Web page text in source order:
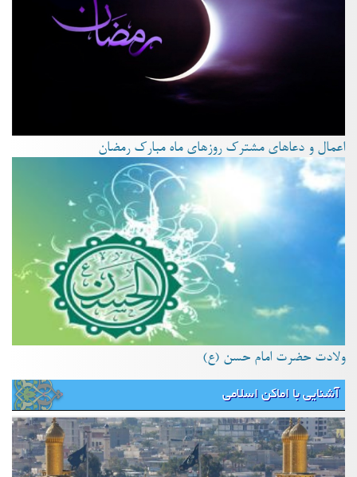
اعمال و دعاهای مشترک روزهای ماه مبارک رمضان
ولادت حضرت امام حسن (ع)
آشنایی با اماکن اسلامی